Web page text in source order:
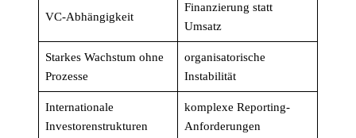
VC-Abhängigkeit
Finanzierung statt
Umsatz
Starkes Wachstum ohne
Prozesse
organisatorische
Instabilität
Internationale
Investorenstrukturen
komplexe Reporting-
Anforderungen